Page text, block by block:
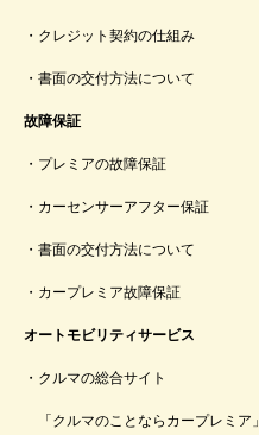
クレジット契約の仕組み
書面の交付方法について
故障保証
プレミアの故障保証
カーセンサーアフター保証
書面の交付方法について
カープレミア故障保証
オートモビリティサービス
クルマの総合サイト
「クルマのことならカープレミア」